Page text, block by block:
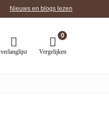
Nieuws en blogs lezen
verlanglijst
0
Vergelijken